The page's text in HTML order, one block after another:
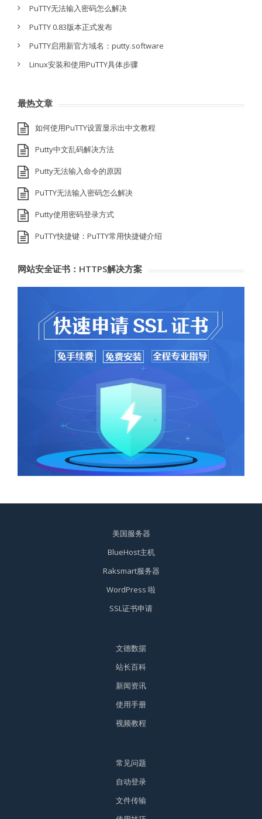
PuTTY无法输入密码怎么解决
PuTTY 0.83版本正式发布
PuTTY启用新官方域名：putty.software
Linux安装和使用PuTTY具体步骤
最热文章
如何使用PuTTY设置显示出中文教程
Putty中文乱码解决方法
Putty无法输入命令的原因
PuTTY无法输入密码怎么解决
Putty使用密码登录方式
PuTTY快捷键：PuTTY常用快捷键介绍
网站安全证书：HTTPS解决方案
美国服务器
BlueHost主机
Raksmart服务器
WordPress 啦
SSL证书申请
文德数据
站长百科
新闻资讯
使用手册
视频教程
常见问题
自动登录
文件传输